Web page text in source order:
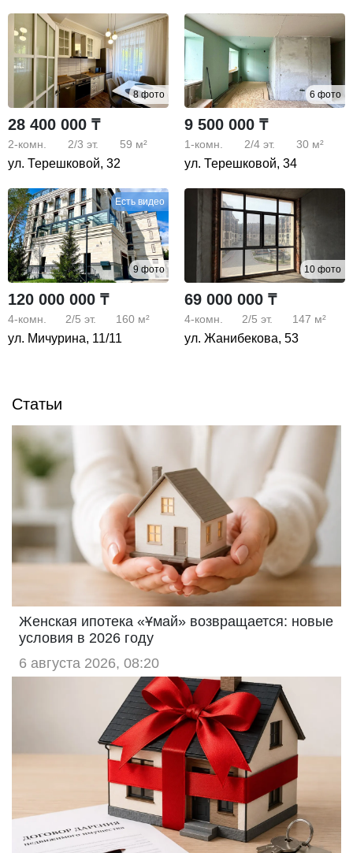
8 фото
28 400 000 ₸
2-комн. 2/3 эт. 59 м²
ул. Терешковой, 32
6 фото
9 500 000 ₸
1-комн. 2/4 эт. 30 м²
ул. Терешковой, 34
9 фото
Есть видео
120 000 000 ₸
4-комн. 2/5 эт. 160 м²
ул. Мичурина, 11/11
10 фото
69 000 000 ₸
4-комн. 2/5 эт. 147 м²
ул. Жанибекова, 53
Статьи
Женская ипотека «Ұмай» возвращается: новые
условия в 2026 году
6 августа 2026, 08:20